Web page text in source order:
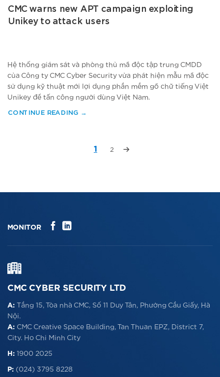
CMC warns new APT campaign exploiting
Unikey to attack users
Hệ thống giám sát và phòng thủ mã độc tập trung CMDD
của Công ty CMC Cyber Security vừa phát hiện mẫu mã độc
sử dụng kỹ thuật mới lợi dụng phần mềm gõ chữ tiếng Việt
Unikey để tấn công người dùng Việt Nam.
CONTINUE READING →
1 2
MONITOR
CMC CYBER SECURITY LTD
A: Tầng 15, Tòa nhà CMC, Số 11 Duy Tân, Phường Cầu Giấy, Hà
Nội.
A: CMC Creative Space Building, Tan Thuan EPZ, District 7,
City. Ho Chi Minh City
H: 1900 2025
P: (024) 3795 8228